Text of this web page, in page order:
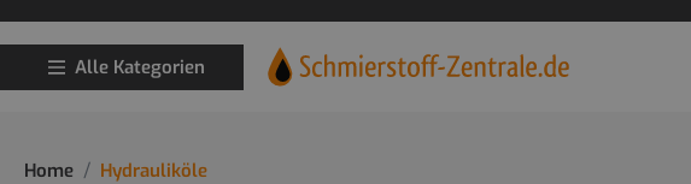
Alle Kategorien
Home Hydrauliköle